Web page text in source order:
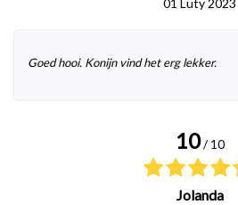
01 Luty 2023
Goed hooi. Konijn vind het erg lekker.
10 / 10
Jolanda